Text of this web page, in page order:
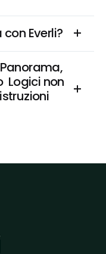
Everli?
Logici non